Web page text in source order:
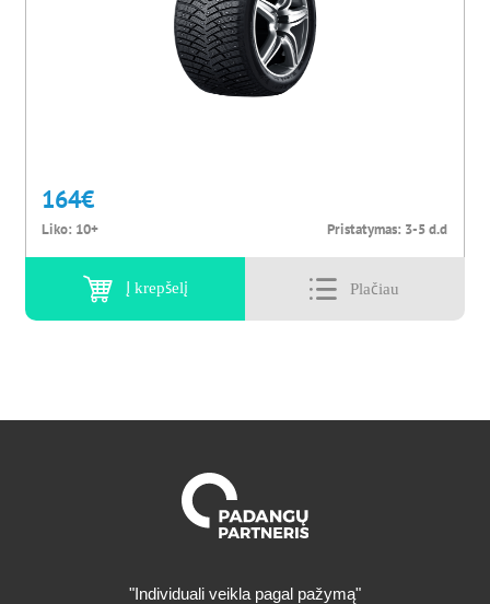
164€
Liko: 10+ Pristatymas: 3-5 d.d
Į krepšelį
"Individuali veikla pagal pažymą"